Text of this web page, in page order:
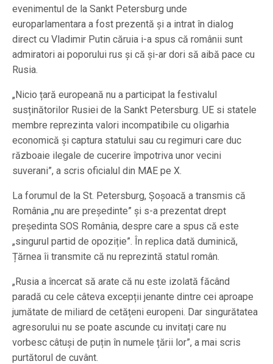
evenimentul de la Sankt Petersburg unde
europarlamentara a fost prezentă și a intrat în dialog
direct cu Vladimir Putin căruia i-a spus că românii sunt
admiratori ai poporului rus și că și-ar dori să aibă pace cu
Rusia.
„Nicio țară europeană nu a participat la festivalul
susținătorilor Rusiei de la Sankt Petersburg. UE si statele
membre reprezinta valori incompatibile cu oligarhia
economică și captura statului sau cu regimuri care duc
războaie ilegale de cucerire împotriva unor vecini
suverani”, a scris oficialul din MAE pe X.
La forumul de la St. Petersburg, Șoșoacă a transmis că
România „nu are președinte” și s-a prezentat drept
președinta SOS România, despre care a spus că este
„singurul partid de opoziție”. În replica dată duminică,
Țărnea îi transmite că nu reprezintă statul român.
„Rusia a încercat să arate că nu este izolată făcând
paradă cu cele câteva excepții jenante dintre cei aproape
jumătate de miliard de cetățeni europeni. Dar singurătatea
agresorului nu se poate ascunde cu invitați care nu
vorbesc câtuși de puțin în numele țării lor”, a mai scris
purtătorul de cuvânt.